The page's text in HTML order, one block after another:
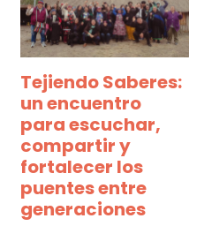
Tejiendo Saberes:
un encuentro
para escuchar,
compartir y
fortalecer los
puentes entre
generaciones